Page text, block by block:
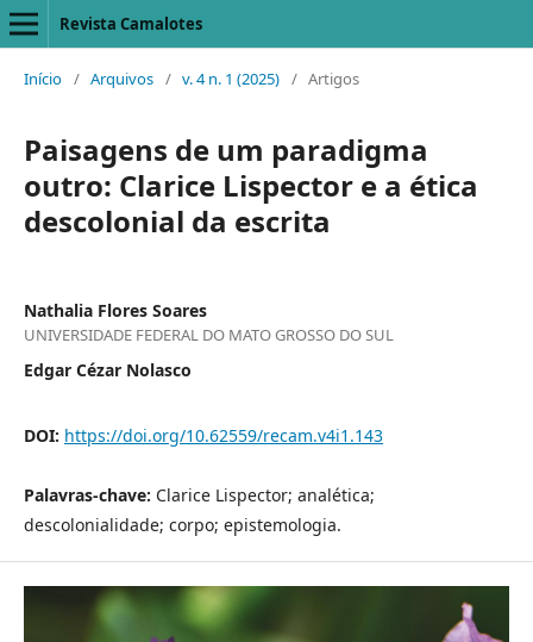
Revista Camalotes
Início / Arquivos / v. 4 n. 1 (2025) / Artigos
Paisagens de um paradigma
outro: Clarice Lispector e a ética
descolonial da escrita
Nathalia Flores Soares
UNIVERSIDADE FEDERAL DO MATO GROSSO DO SUL
Edgar Cézar Nolasco
DOI: https://doi.org/10.62559/recam.v4i1.143
Palavras-chave: Clarice Lispector; analética;
descolonialidade; corpo; epistemologia.